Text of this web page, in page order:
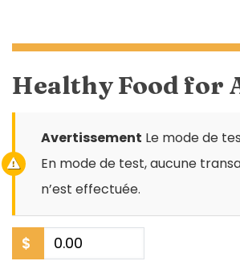
Healthy Food for
Avertissement Le mode de
En mode de test, aucune
n’est effectuée.
$